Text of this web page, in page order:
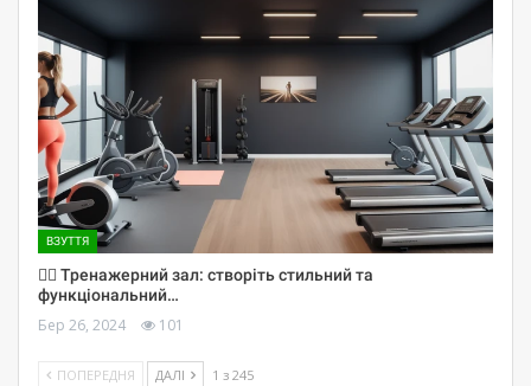
ВЗУТТЯ
🏋️‍♀️ Тренажерний зал: створіть стильний та
функціональний…
Бер 26, 2024 101
ПОПЕРЕДНЯ ДАЛІ 1 з 245